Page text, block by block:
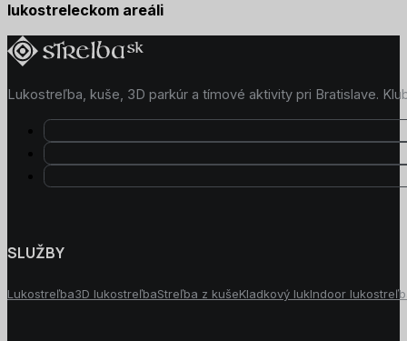
lukostreleckom areáli
Lukostreľba, kuše, 3D parkúr a tímové aktivity pri Bratislave.
SLUŽBY
Lukostreľba3D lukostreľbaStreľba z kušeKladkový lukIndoor